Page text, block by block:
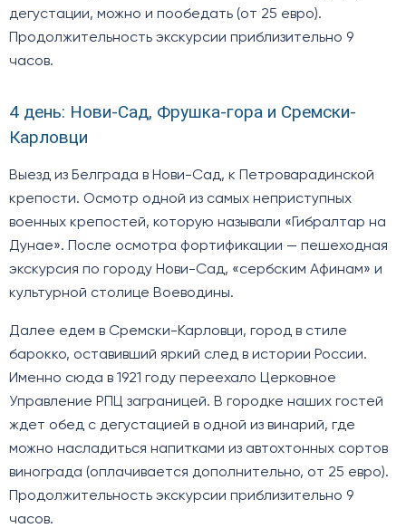
дегустации, можно и пообедать (от 25 евро).
Продолжительность экскурсии приблизительно 9
часов.
4 день: Нови-Сад, Фрушка-гора и Сремски-
Карловци
Выезд из Белграда в Нови-Сад, к Петроварадинской
крепости. Осмотр одной из самых неприступных
военных крепостей, которую называли «Гибралтар на
Дунае». После осмотра фортификации — пешеходная
экскурсия по городу Нови-Сад, «сербским Афинам» и
культурной столице Воеводины.
Далее едем в Сремски-Карловци, город в стиле
барокко, оставивший яркий след в истории России.
Именно сюда в 1921 году переехало Церковное
Управление РПЦ заграницей. В городке наших гостей
ждет обед с дегустацией в одной из винарий, где
можно насладиться напитками из автохтонных сортов
винограда (оплачивается дополнительно, от 25 евро).
Продолжительность экскурсии приблизительно 9
часов.